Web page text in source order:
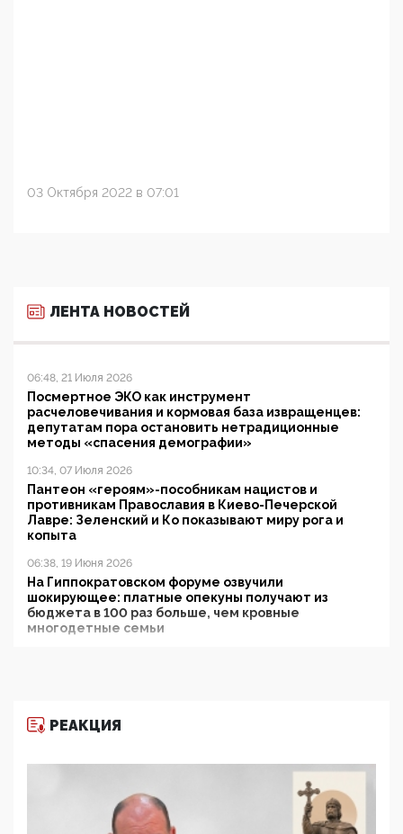
03 Октября 2022 в 07:01
ЛЕНТА НОВОСТЕЙ
06:48, 21 Июля 2026
Посмертное ЭКО как инструмент
расчеловечивания и кормовая база извращенцев:
депутатам пора остановить нетрадиционные
методы «спасения демографии»
10:34, 07 Июля 2026
Пантеон «героям»-пособникам нацистов и
противникам Православия в Киево-Печерской
Лавре: Зеленский и Ко показывают миру рога и
копыта
06:38, 19 Июня 2026
На Гиппократовском форуме озвучили
шокирующее: платные опекуны получают из
бюджета в 100 раз больше, чем кровные
многодетные семьи
11:53, 09 Июня 2026
деятельность ИИТО ЮНЕСКО в России, но
цифроглобалисты продолжают определять
повестку в образовании
09:43, 01 Июня 2026
РЕАКЦИЯ